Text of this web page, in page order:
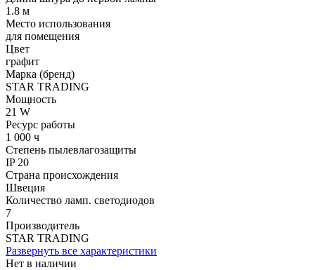
1.8 м
Место использования
для помещения
Цвет
графит
Марка (бренд)
STAR TRADING
Мощность
21 W
Ресурс работы
1 000 ч
Степень пылевлагозащиты
IP 20
Страна происхождения
Швеция
Количество ламп. светодиодов
7
Производитель
STAR TRADING
Развернуть все характеристики
Нет в наличии